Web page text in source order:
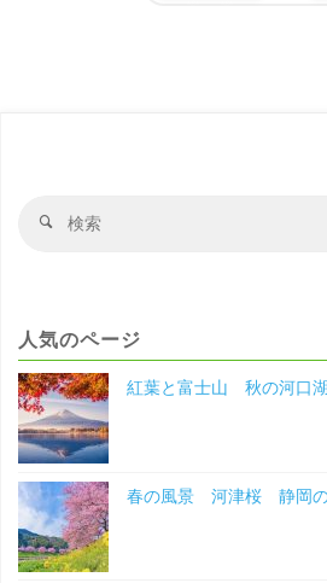
検
人気のページ
紅葉と富士山 秋の河口
春の風景 河津桜 静岡